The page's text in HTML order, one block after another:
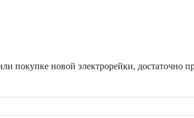
покупке новой электрорейки, достаточно